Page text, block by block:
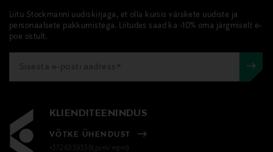
Liitu Stockmanni uudiskirjaga, et olla kursis värskete uudiste ja
personaalsete pakkumistega. Liitudes saad ka -10% oma järgmiselt e-
poe ostult.
KLIENDITEENINDUS
VÕTKE ÜHENDUST
+372 6339539(pvm/mpm)